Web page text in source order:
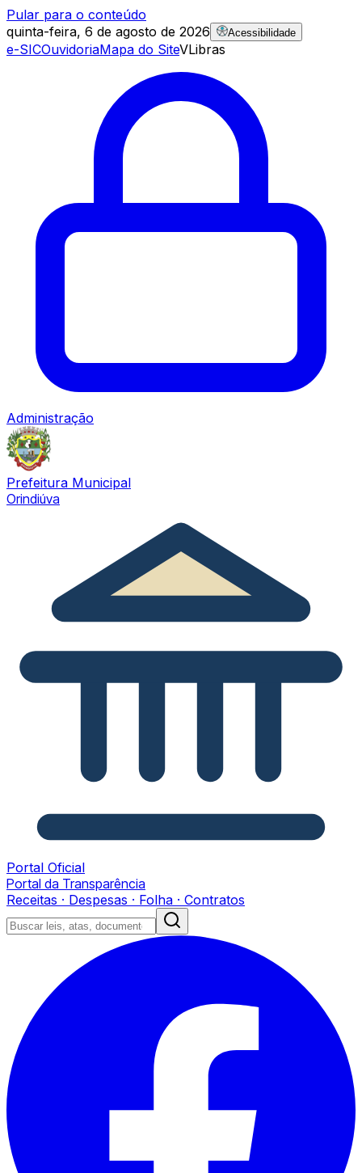
Pular para o conteúdo
quinta-feira, 6 de agosto de 2026
Acessibilidade
e-SICOuvidoriaMapa do SiteVLibras
Administração
Prefeitura Municipal
Orindiúva
Portal Oficial
Portal da Transparência
Receitas · Despesas · Folha · Contratos